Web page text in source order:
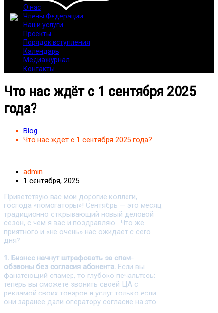
О нас
Члены Федерации
Наши услуги
Проекты
Порядок вступления
Календарь
Медиажурнал
Контакты
Что нас ждёт с 1 сентября 2025
года?
Blog
Что нас ждёт с 1 сентября 2025 года?
admin
1 сентября, 2025
Приветствую вас мои дорогие коллеги,
господа «помогаторы»! Сентябрь — это месяц
традиционно открывающий новый деловой
сезон, с чем я вас и поздравляю. Что же
приятного и «не очень» нас ожидает с сего
дня?
1. Бизнес начнут штрафовать за спам-
обзвоны без согласия абонента. Если вы
фанатеющий спамер, то глубоко печальтесь:
теперь вы сможете звонить своей ЦА с
рекламой своих товаров и услуг только если
они заранее дали оператору согласие на это.